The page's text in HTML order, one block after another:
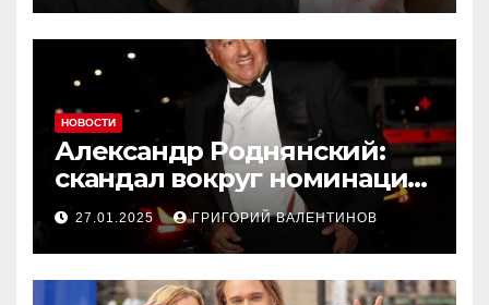
НОВОСТИ
Александр Роднянский:
скандал вокруг номинации
российского актера на
Оскар
27.01.2025 ГРИГОРИЙ ВАЛЕНТИНОВ